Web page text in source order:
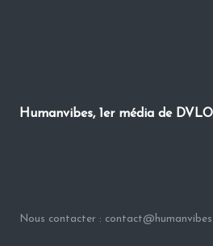
Humanvibes, 1er média de
Nous contacter :